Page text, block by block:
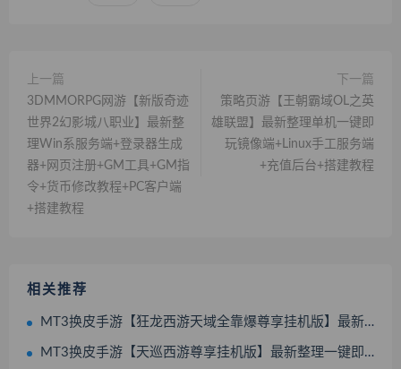
上一篇
3DMMORPG网游【新版奇迹
世界2幻影城八职业】最新整
理Win系服务端+登录器生成
器+网页注册+GM工具+GM指
令+货币修改教程+PC客户端
+搭建教程
下一篇
策略页游【王朝霸域OL之英
雄联盟】最新整理单机一键即
玩镜像端+Linux手工服务端
+充值后台+搭建教程
相关推荐
MT3换皮手游【狂龙西游天域全靠爆尊享挂机版】最新整理单机一键即玩镜像端+Linux手工服务端+安卓苹果双端+GM后台+全套源码+搭建教程
MT3换皮手游【天巡西游尊享挂机版】最新整理一键即玩镜像服务端+Linux手工服务端+源码+新版管理后台+搭建教程